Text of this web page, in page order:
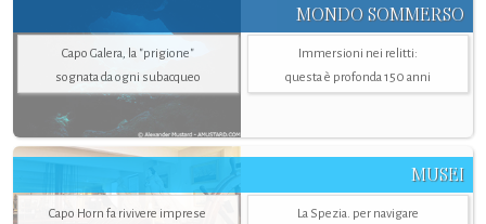
MONDO SOMMERSO
Capo Galera, la "prigione"
sognata da ogni subacqueo
Immersioni nei relitti:
questa è profonda 150 anni
MUSEI
Capo Horn fa rivivere imprese
La Spezia. per navigare